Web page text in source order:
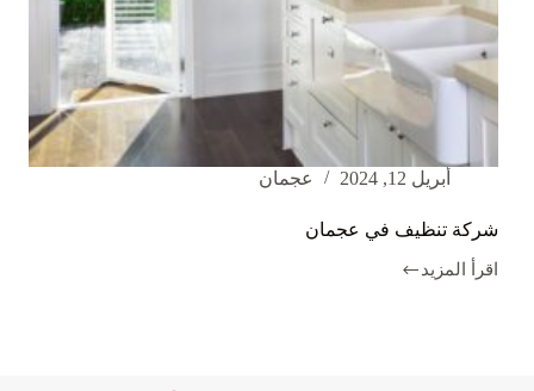
أبريل 12, 2024 عجمان
شركة تنظيف في عجمان
اقرأ المزيد
شركة